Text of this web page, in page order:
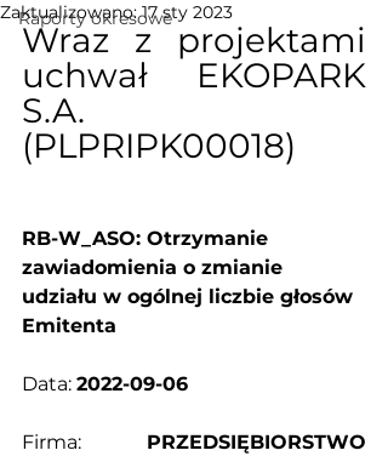
Raporty okresowe
Zaktualizowano:17 sty 2023
Wraz z projektami
uchwał EKOPARK
S.A.
(PLPRIPK00018)
RB-W_ASO: Otrzymanie
zawiadomienia o zmianie
udziału w ogólnej liczbie głosów
Emitenta
Data: 2022-09-06
Firma: PRZEDSIĘBIORSTWO